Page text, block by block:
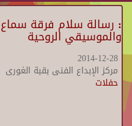
: رسالة سلام فرقة سماع
والموسيقي الروحية
2014-12-28
مركز الإبداع الفنى بقبة الغورى
حفلات